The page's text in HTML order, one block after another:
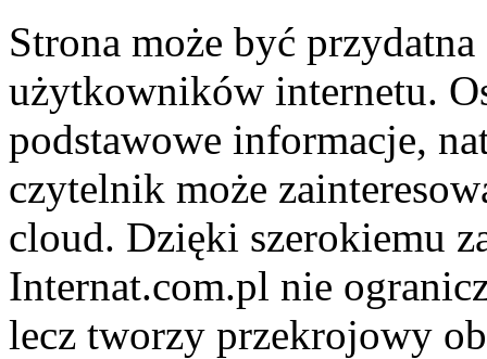
Strona może być
użytkowników internetu.
podstawowe informacje,
czytelnik może
cloud. Dzięki szerokiemu
Internat.com.pl nie
lecz tworzy przekrojowy